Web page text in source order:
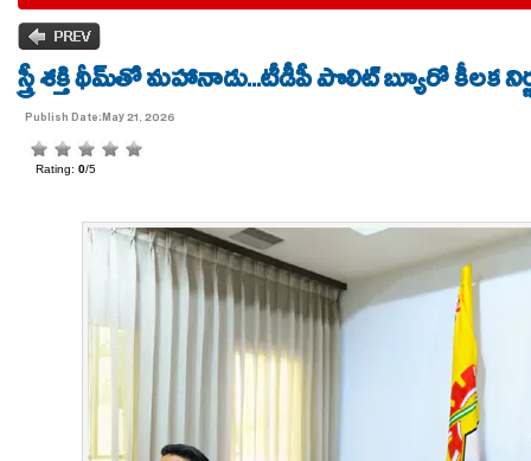
స్త్రీ శక్తి థీమ్‌తో మహానాడు...టీడీపీ పొలిట్ బ్యూరో కీలక
Publish Date:May 21, 2026